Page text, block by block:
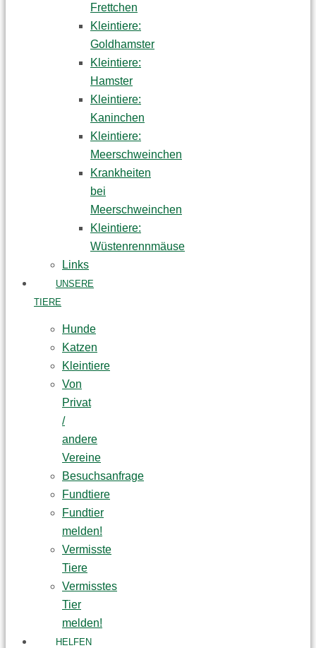
Frettchen
Kleintiere:
Goldhamster
Kleintiere:
Hamster
Kleintiere:
Kaninchen
Kleintiere:
Meerschweinchen
Krankheiten
bei
Meerschweinchen
Kleintiere:
Wüstenrennmäuse
Links
UNSERE
TIERE
Hunde
Katzen
Kleintiere
Von
Privat
/
andere
Vereine
Besuchsanfrage
Fundtiere
Fundtier
melden!
Vermisste
Tiere
Vermisstes
Tier
melden!
HELFEN